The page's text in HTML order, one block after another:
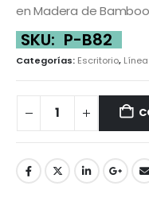
en Madera de
SKU: P-B82
Categorías: Escritorio,